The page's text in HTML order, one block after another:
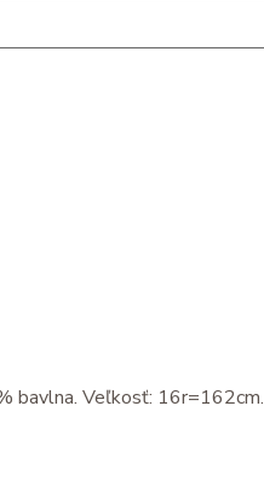
bavlna. Veľkosť: 16r=162cm.